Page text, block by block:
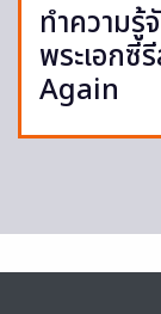
ทำความรู้
พระเอกซี
Again